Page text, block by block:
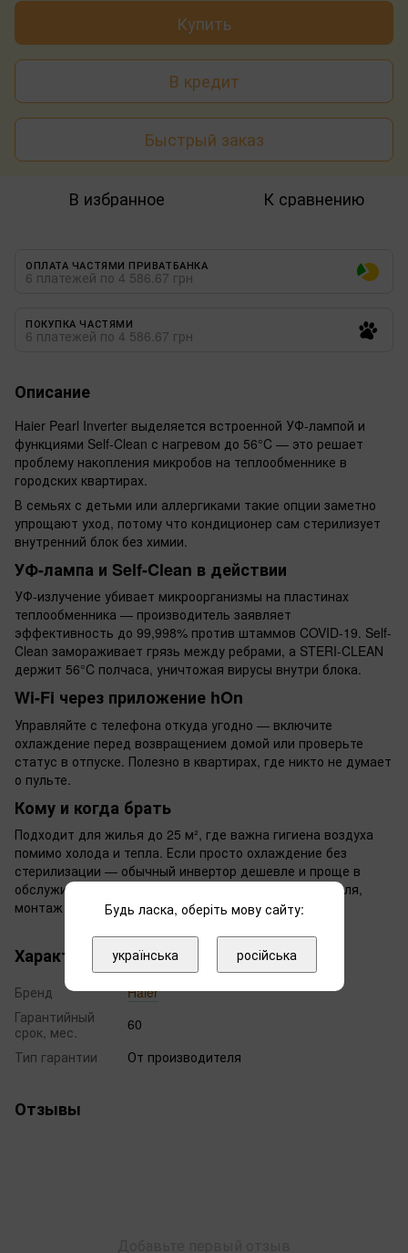
Купить
В кредит
Быстрый заказ
В избранное К сравнению
ОПЛАТА ЧАСТЯМИ ПРИВАТБАНКА
6 платежей по 4 586.67 грн
ПОКУПКА ЧАСТЯМИ
6 платежей по 4 586.67 грн
Описание
Haier Pearl Inverter выделяется встроенной УФ-лампой и
функциями Self-Clean с нагревом до 56°C — это решает
проблему накопления микробов на теплообменнике в
городских квартирах.
В семьях с детьми или аллергиками такие опции заметно
упрощают уход, потому что кондиционер сам стерилизует
внутренний блок без химии.
УФ-лампа и Self-Clean в действии
УФ-излучение убивает микроорганизмы на пластинах
теплообменника — производитель заявляет
эффективность до 99,998% против штаммов COVID-19. Self-
Clean замораживает грязь между ребрами, а STERI-CLEAN
держит 56°C полчаса, уничтожая вирусы внутри блока.
Wi-Fi через приложение hOn
Управляйте с телефона откуда угодно — включите
охлаждение перед возвращением домой или проверьте
статус в отпуске. Полезно в квартирах, где никто не думает
о пульте.
Кому и когда брать
Подходит для жилья до 25 м², где важна гигиена воздуха
помимо холода и тепла. Если просто охлаждение без
стерилизации — обычный инвертор дешевле и проще в
обслуживании. Гарантия 60 месяцев от производителя,
монтаж стандартный для настенных сплитов.
Характеристики
Бренд
Haier
Гарантийный
срок, мес.
60
Тип гарантии
От производителя
Отзывы
Будь ласка, оберіть мову сайту:
українська російська